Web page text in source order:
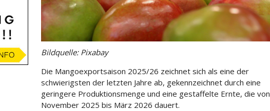
Bildquelle: Pixabay
Die Mangoexportsaison 2025/26 zeichnet sich als eine der
schwierigsten der letzten Jahre ab, gekennzeichnet durch eine
geringere Produktionsmenge und eine gestaffelte Ernte, die von
November 2025 bis März 2026 dauert.